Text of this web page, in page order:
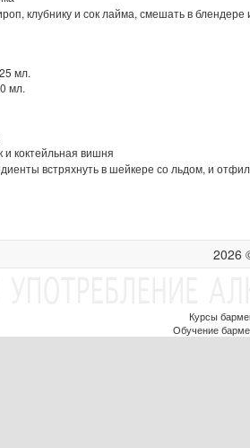
клубнику и сок лайма, смешать в
мл.
мл.
и коктейльная вишня
встряхнуть в шейкере со льдом, и
2026
Курсы
Обучение